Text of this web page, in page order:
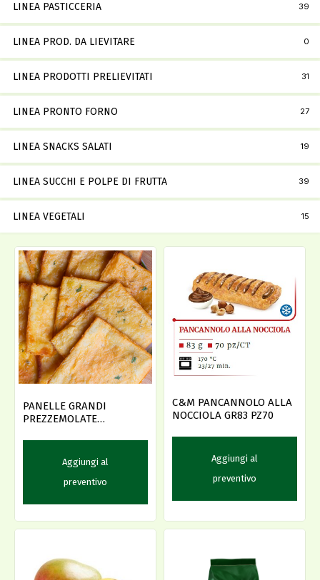
LINEA PASTICCERIA 39
LINEA PROD. DA LIEVITARE 0
LINEA PRODOTTI PRELIEVITATI 31
LINEA PRONTO FORNO 27
LINEA SNACKS SALATI 19
LINEA SUCCHI E POLPE DI FRUTTA 39
LINEA VEGETALI 15
PANELLE GRANDI
PREZZEMOLATE
Aggiungi al
preventivo
C&M PANCANNOLO ALLA
NOCCIOLA GR83 PZ70
Aggiungi al
preventivo